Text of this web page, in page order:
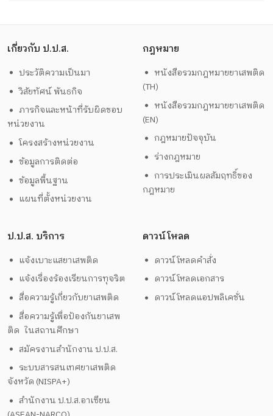
เกี่ยวกับ ป.ป.ส.
ประวัติความเป็นมา
วิสัยทัศน์ พันธกิจ
ภารกิจและหน้าที่รับผิดชอบ
หน่วยงาน
โครงสร้างหน่วยงาน
ข้อมูลการติดต่อ
ข้อมูลพื้นฐาน
แผนที่ตั้งหน่วยงาน
กฎหมาย
หนังสือรวมกฎหมายยาเสพติด
(TH)
หนังสือรวมกฎหมายยาเสพติด
(EN)
กฎหมายปัจจุบัน
ร่างกฎหมาย
การประเมินผลสัมฤทธิ์ของ
กฎหมาย
ป.ป.ส. บริการ
แจ้งเบาะแสยาเสพติด
แจ้งเรื่องร้องเรียนการทุจริต
สื่อความรู้เกี่ยวกับยาเสพติด
สื่อความรู้เพื่อป้องกันยาเสพ
ติด ในสถานศึกษา
สมัครงานสำนักงาน ป.ป.ส.
ระบบสารสนเทศยาเสพติด
จังหวัด (NISPA+)
สำนักงาน ป.ป.ส.อาเซียน
ดาวน์โหลด
ดาวน์โหลดคำสั่ง
ดาวน์โหลดเอกสาร
ดาวน์โหลดแอปพลิเคชั่น